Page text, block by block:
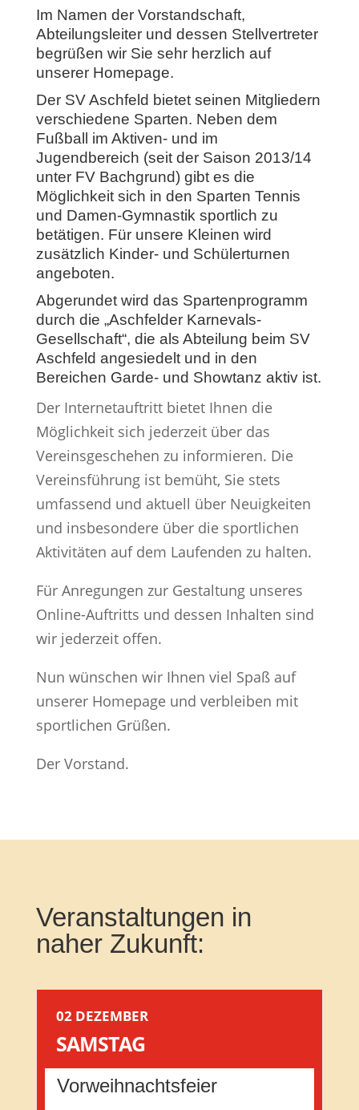
Im Namen der Vorstandschaft,
Abteilungsleiter und dessen Stellvertreter
begrüßen wir Sie sehr herzlich auf
unserer Homepage.
Der SV Aschfeld bietet seinen Mitgliedern
verschiedene Sparten. Neben dem
Fußball im Aktiven- und im
Jugendbereich (seit der Saison 2013/14
unter FV Bachgrund) gibt es die
Möglichkeit sich in den Sparten Tennis
und Damen-Gymnastik sportlich zu
betätigen. Für unsere Kleinen wird
zusätzlich Kinder- und Schülerturnen
angeboten.
Abgerundet wird das Spartenprogramm
durch die „Aschfelder Karnevals-
Gesellschaft“, die als Abteilung beim SV
Aschfeld angesiedelt und in den
Bereichen Garde- und Showtanz aktiv ist.
Der Internetauftritt bietet Ihnen die
Möglichkeit sich jederzeit über das
Vereinsgeschehen zu informieren. Die
Vereinsführung ist bemüht, Sie stets
umfassend und aktuell über Neuigkeiten
und insbesondere über die sportlichen
Aktivitäten auf dem Laufenden zu halten.
Für Anregungen zur Gestaltung unseres
Online-Auftritts und dessen Inhalten sind
wir jederzeit offen.
Nun wünschen wir Ihnen viel Spaß auf
unserer Homepage und verbleiben mit
sportlichen Grüßen.
Der Vorstand.
Veranstaltungen in
naher Zukunft:
02 DEZEMBER
SAMSTAG
Vorweihnachtsfeier